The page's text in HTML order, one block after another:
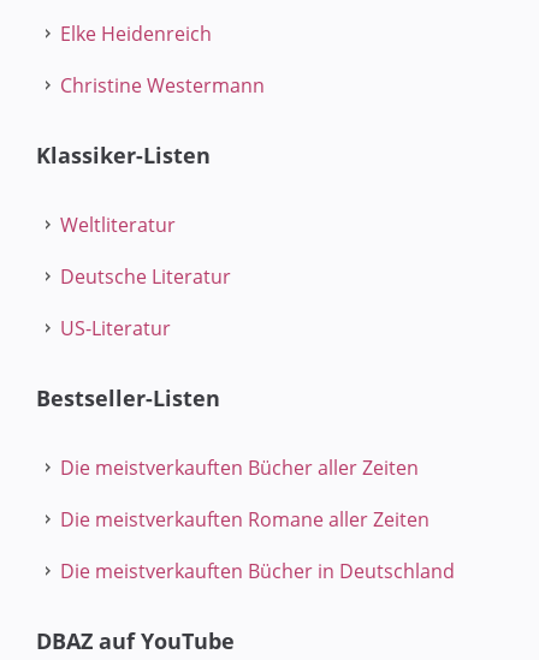
Elke Heidenreich
Christine Westermann
Klassiker-Listen
Weltliteratur
Deutsche Literatur
US-Literatur
Bestseller-Listen
Die meistverkauften Bücher aller Zeiten
Die meistverkauften Romane aller Zeiten
Die meistverkauften Bücher in Deutschland
DBAZ auf YouTube